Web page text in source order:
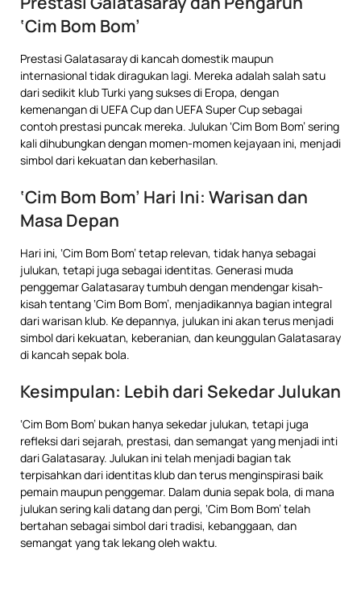
‘Cim Bom Bom’
Prestasi Galatasaray di kancah domestik maupun
internasional tidak diragukan lagi. Mereka adalah salah satu
dari sedikit klub Turki yang sukses di Eropa, dengan
kemenangan di UEFA Cup dan UEFA Super Cup sebagai
contoh prestasi puncak mereka. Julukan ‘Cim Bom Bom’ sering
kali dihubungkan dengan momen-momen kejayaan ini, menjadi
simbol dari kekuatan dan keberhasilan.
‘Cim Bom Bom’ Hari Ini: Warisan dan
Masa Depan
Hari ini, ‘Cim Bom Bom’ tetap relevan, tidak hanya sebagai
julukan, tetapi juga sebagai identitas. Generasi muda
penggemar Galatasaray tumbuh dengan mendengar kisah-
kisah tentang ‘Cim Bom Bom’, menjadikannya bagian integral
dari warisan klub. Ke depannya, julukan ini akan terus menjadi
simbol dari kekuatan, keberanian, dan keunggulan Galatasaray
di kancah sepak bola.
Kesimpulan: Lebih dari Sekedar Julukan
‘Cim Bom Bom’ bukan hanya sekedar julukan, tetapi juga
refleksi dari sejarah, prestasi, dan semangat yang menjadi inti
dari Galatasaray. Julukan ini telah menjadi bagian tak
terpisahkan dari identitas klub dan terus menginspirasi baik
pemain maupun penggemar. Dalam dunia sepak bola, di mana
julukan sering kali datang dan pergi, ‘Cim Bom Bom’ telah
bertahan sebagai simbol dari tradisi, kebanggaan, dan
semangat yang tak lekang oleh waktu.